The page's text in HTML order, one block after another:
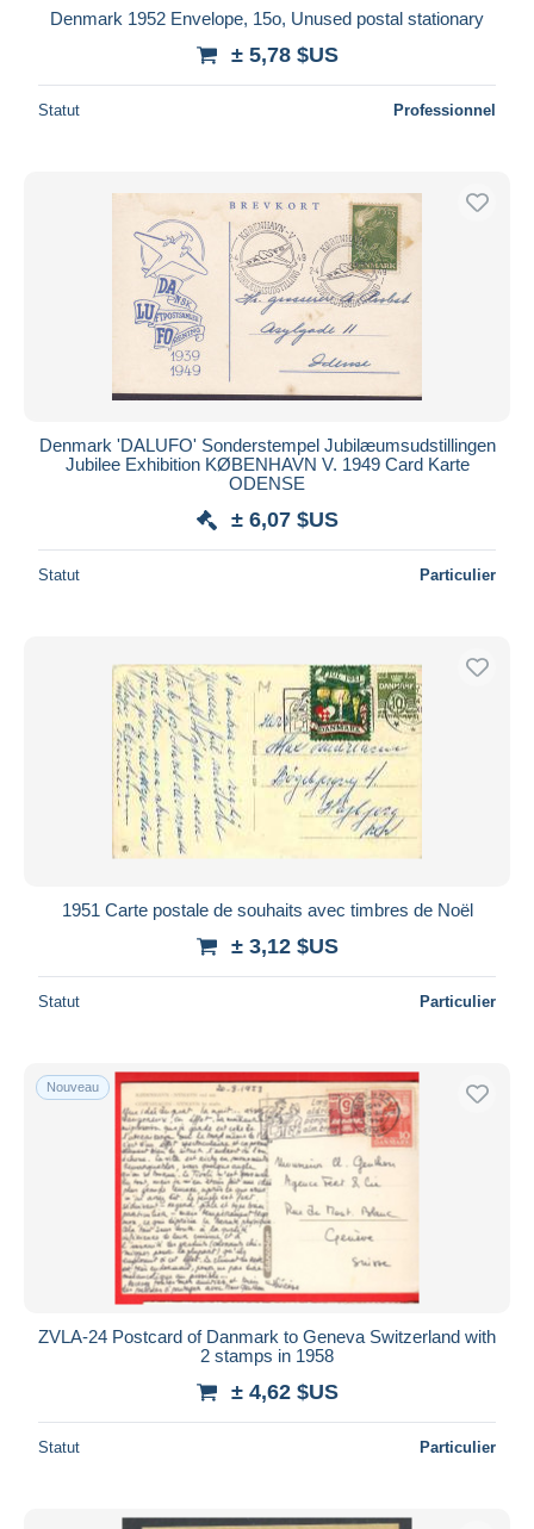
Denmark 1952 Envelope, 15o, Unused postal stationary
± 5,78 $US
Statut Professionnel
Denmark 'DALUFO' Sonderstempel Jubilæumsudstillingen
Jubilee Exhibition KØBENHAVN V. 1949 Card Karte
ODENSE
± 6,07 $US
Statut Particulier
1951 Carte postale de souhaits avec timbres de Noël
± 3,12 $US
Statut Particulier
Nouveau
ZVLA-24 Postcard of Danmark to Geneva Switzerland with
2 stamps in 1958
± 4,62 $US
Statut Particulier